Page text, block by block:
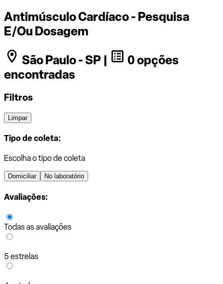
Antimúsculo Cardíaco - Pesquisa
E/Ou Dosagem
São Paulo - SP |
0 opções
encontradas
Filtros
Limpar
Tipo de coleta:
Escolha o tipo de coleta
Domiciliar No laboratório
Avaliações:
Todas as avaliações
5 estrelas